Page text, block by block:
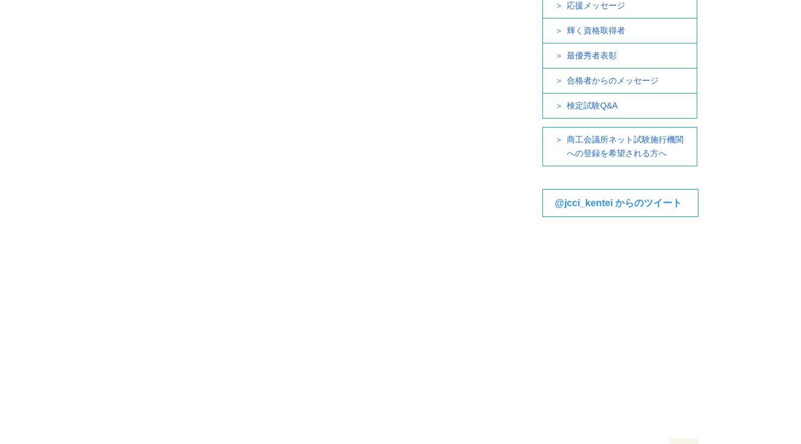
応援メッセージ
輝く資格取得者
最優秀者表彰
合格者からのメッセージ
検定試験Q&A
商工会議所ネット試験施行機関
への登録を希望される方へ
@jcci_kentei からのツイート